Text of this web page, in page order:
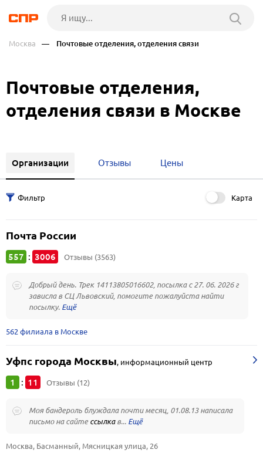
Москва — Почтовые отделения, отделения связи
Почтовые отделения,
отделения связи в Москве
Организации Отзывы Цены
Карта
Почта России
557 : 3006 Отзывы (3563)
Добрый день. Трек 14113805016602, посылка с 27. 06. 2026 г
зависла в СЦ Львовский, помогите пожалуйста найти
посылку.
562 филиала в Москве
Уфпс города Москвы, информационный центр
1 : 11 Отзывы (12)
Моя бандероль блуждала почти месяц, 01.08.13 написала
письмо на сайтессылкав...
Москва, Басманный, Мясницкая улица, 26